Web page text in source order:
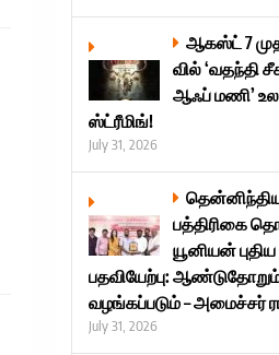
ஆகஸ்ட் 7
வில் ‘வதந்தி
ஆஃப் மணி’
ஸ்ட்ரீமிங்!
July 31, 2026
பத்திரிகை
யூனியன்
பதவியேற்பு:
வழங்கப்படும் – அமைச்சர்
July 31, 2026